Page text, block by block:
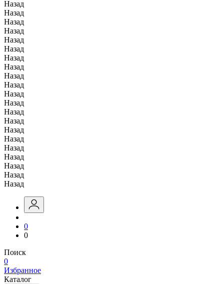
Назад
Назад
Назад
Назад
Назад
Назад
Назад
Назад
Назад
Назад
Назад
Назад
Назад
Назад
Назад
Назад
Назад
Назад
Назад
Назад
Назад
0
0
Поиск
0
Избранное
Каталог